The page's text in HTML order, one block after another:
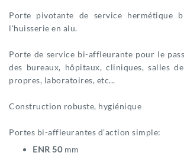
Porte pivotante de service hermétique
l'huisserie en alu.
Porte de service bi-affleurante pour le
des bureaux, hôpitaux, cliniques, salles
propres, laboratoires, etc...
Construction robuste, hygiénique
Portes bi-affleurantes d'action simple:
ENR 50 mm